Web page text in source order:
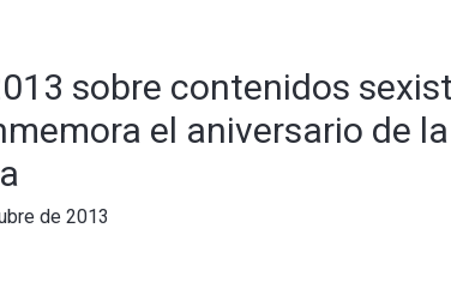
sobre contenidos
el aniversario de
de 2013